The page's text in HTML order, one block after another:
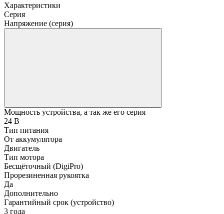
Характеристики
Серия
Напряжение (серия)
Мощность устройства, а так же его серия
24 В
Тип питания
От аккумулятора
Двигатель
Тип мотора
Бесщёточный (DigiPro)
Прорезиненная рукоятка
Да
Дополнительно
Гарантийный срок (устройство)
3 года